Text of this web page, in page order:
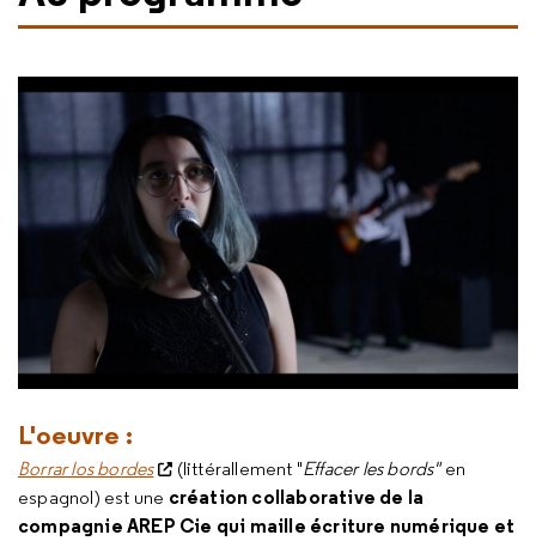
L'oeuvre :
Borrar los bordes (littérallement "Effacer les bords"en
espagnol) est une création collaborative de la
compagnie AREP Cie qui maille écriture numérique et